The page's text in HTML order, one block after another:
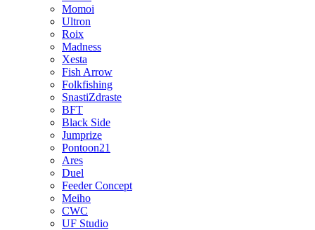
Momoi
Ultron
Roix
Madness
Xesta
Fish Arrow
Folkfishing
SnastiZdraste
BFT
Black Side
Jumprize
Pontoon21
Ares
Duel
Feeder Concept
Meiho
CWC
UF Studio